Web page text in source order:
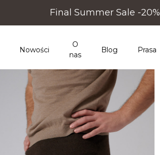
Final Summer Sale -20%
Nowości
O
nas
Blog Prasa